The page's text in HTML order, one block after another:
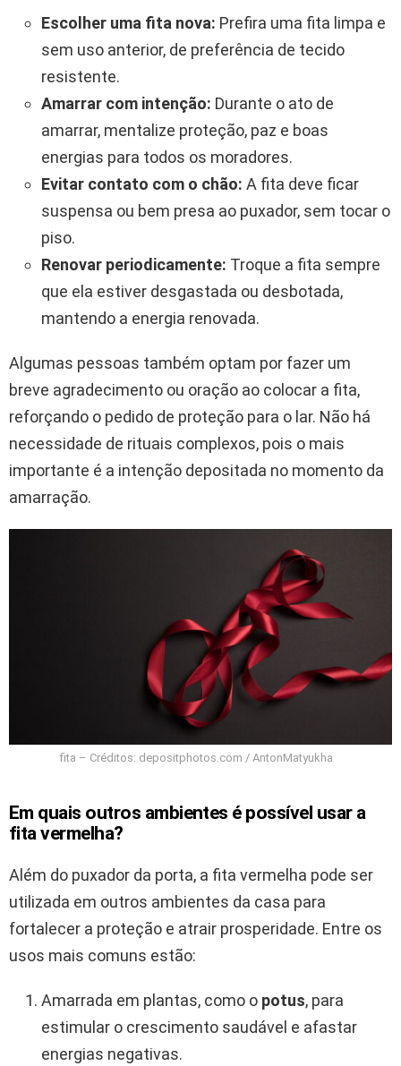
Escolher uma fita nova: Prefira uma fita limpa e
sem uso anterior, de preferência de tecido
resistente.
Amarrar com intenção: Durante o ato de
amarrar, mentalize proteção, paz e boas
energias para todos os moradores.
Evitar contato com o chão: A fita deve ficar
suspensa ou bem presa ao puxador, sem tocar o
piso.
Renovar periodicamente: Troque a fita sempre
que ela estiver desgastada ou desbotada,
mantendo a energia renovada.
Algumas pessoas também optam por fazer um
breve agradecimento ou oração ao colocar a fita,
reforçando o pedido de proteção para o lar. Não há
necessidade de rituais complexos, pois o mais
importante é a intenção depositada no momento da
amarração.
fita – Créditos: depositphotos.com / AntonMatyukha
Em quais outros ambientes é possível usar a
fita vermelha?
Além do puxador da porta, a fita vermelha pode ser
utilizada em outros ambientes da casa para
fortalecer a proteção e atrair prosperidade. Entre os
usos mais comuns estão:
Amarrada em plantas, como o potus, para
estimular o crescimento saudável e afastar
energias negativas.